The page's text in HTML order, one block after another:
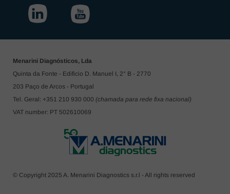
Menarini Diagnósticos, Lda
Quinta da Fonte - Edificio D. Manuel I, 2° B - 2770
203 Paço de Arcos - Portugal
Tel. Geral: +351 210 930 000 (chamada para rede fixa nacional)
VAT number: PT 502610069
© Copyright 2025 A. Menarini Diagnostics s.r.l - All rights reserved